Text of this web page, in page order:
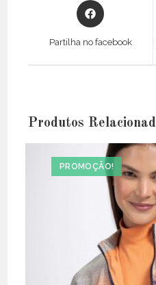
Opens
in
Partilha no facebook
Produtos
PROMOÇÃO!